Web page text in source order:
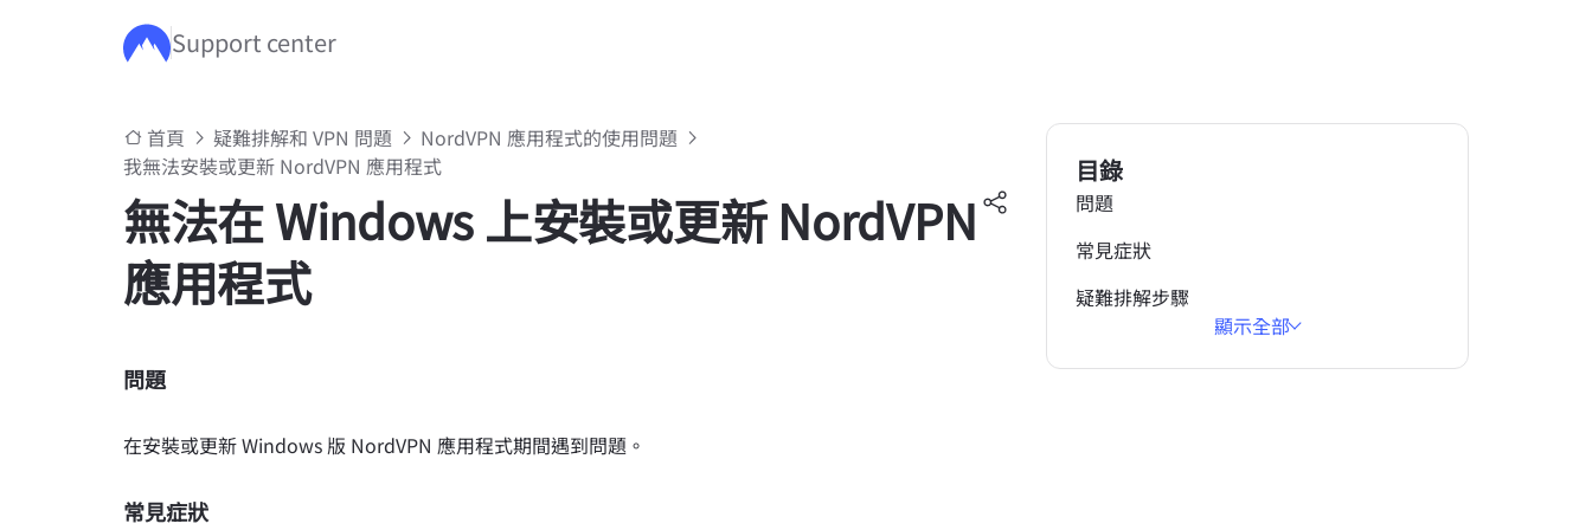
跳至主要內容
Support center
首頁 疑難排解和 VPN 問題
NordVPN 應用程式的使用問題
我無法安裝或更新 NordVPN 應用程式
無法在 Windows 上安裝或更新 NordVPN
應用程式
問題
在安裝或更新 Windows 版 NordVPN 應用程式期間遇到問題。
常見症狀
目錄
問題
常見症狀
疑難排解步驟
顯示全部